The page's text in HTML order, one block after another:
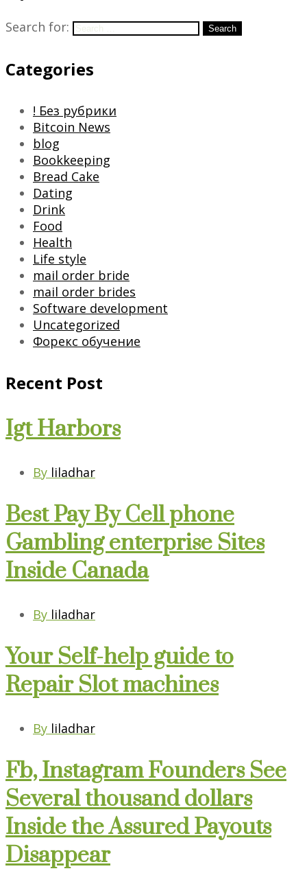
Search for: Search
Categories
! Без рубрики
Bitcoin News
blog
Bookkeeping
Bread Cake
Dating
Drink
Food
Health
Life style
mail order bride
mail order brides
Software development
Uncategorized
Форекс обучение
Recent Post
Igt Harbors
By liladhar
Best Pay By Cell phone
Gambling enterprise Sites
Inside Canada
By liladhar
Your Self-help guide to
Repair Slot machines
By liladhar
Fb, Instagram Founders See
Several thousand dollars
Inside the Assured Payouts
Disappear